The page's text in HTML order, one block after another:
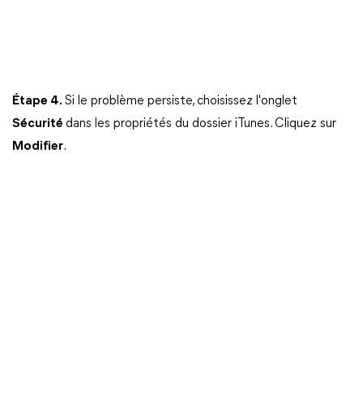
Étape 4. Si le problème persiste, choisissez l'onglet
Sécurité dans les propriétés du dossier iTunes. Cliquez sur
Modifier.